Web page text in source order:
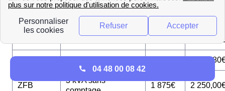
3 kVA sans
comptage
1 687€ 2
2
2
ZFB
3 kVA sans
1 875€ 2
04 48 00 08 42